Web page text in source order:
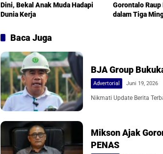
Dini, Bekal Anak Muda Hadapi
Dunia Kerja
Gorontalo
dalam Tiga
Baca Juga
BJA Group
Advertorial Juni 19, 2026
Nikmati Update Berita
Mikson Ajak
PENAS